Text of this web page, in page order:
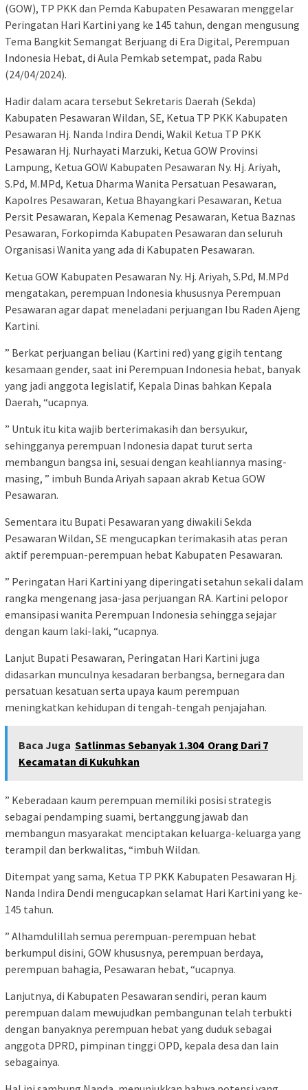
(GOW), TP PKK dan Pemda Kabupaten Pesawaran menggelar
Peringatan Hari Kartini yang ke 145 tahun, dengan mengusung
Tema Bangkit Semangat Berjuang di Era Digital, Perempuan
Indonesia Hebat, di Aula Pemkab setempat, pada Rabu
(24/04/2024).
Hadir dalam acara tersebut Sekretaris Daerah (Sekda)
Kabupaten Pesawaran Wildan, SE, Ketua TP PKK Kabupaten
Pesawaran Hj. Nanda Indira Dendi, Wakil Ketua TP PKK
Pesawaran Hj. Nurhayati Marzuki, Ketua GOW Provinsi
Lampung, Ketua GOW Kabupaten Pesawaran Ny. Hj. Ariyah,
S.Pd, M.MPd, Ketua Dharma Wanita Persatuan Pesawaran,
Kapolres Pesawaran, Ketua Bhayangkari Pesawaran, Ketua
Persit Pesawaran, Kepala Kemenag Pesawaran, Ketua Baznas
Pesawaran, Forkopimda Kabupaten Pesawaran dan seluruh
Organisasi Wanita yang ada di Kabupaten Pesawaran.
Ketua GOW Kabupaten Pesawaran Ny. Hj. Ariyah, S.Pd, M.MPd
mengatakan, perempuan Indonesia khususnya Perempuan
Pesawaran agar dapat meneladani perjuangan Ibu Raden Ajeng
Kartini.
” Berkat perjuangan beliau (Kartini red) yang gigih tentang
kesamaan gender, saat ini Perempuan Indonesia hebat, banyak
yang jadi anggota legislatif, Kepala Dinas bahkan Kepala
Daerah, “ucapnya.
” Untuk itu kita wajib berterimakasih dan bersyukur,
sehingganya perempuan Indonesia dapat turut serta
membangun bangsa ini, sesuai dengan keahliannya masing-
masing, ” imbuh Bunda Ariyah sapaan akrab Ketua GOW
Pesawaran.
Sementara itu Bupati Pesawaran yang diwakili Sekda
Pesawaran Wildan, SE mengucapkan terimakasih atas peran
aktif perempuan-perempuan hebat Kabupaten Pesawaran.
” Peringatan Hari Kartini yang diperingati setahun sekali dalam
rangka mengenang jasa-jasa perjuangan RA. Kartini pelopor
emansipasi wanita Perempuan Indonesia sehingga sejajar
dengan kaum laki-laki, “ucapnya.
Lanjut Bupati Pesawaran, Peringatan Hari Kartini juga
didasarkan munculnya kesadaran berbangsa, bernegara dan
persatuan kesatuan serta upaya kaum perempuan
meningkatkan kehidupan di tengah-tengah penjajahan.
Baca Juga Satlinmas Sebanyak 1.304 Orang Dari 7
Kecamatan di Kukuhkan
” Keberadaan kaum perempuan memiliki posisi strategis
sebagai pendamping suami, bertanggungjawab dan
membangun masyarakat menciptakan keluarga-keluarga yang
terampil dan berkwalitas, “imbuh Wildan.
Ditempat yang sama, Ketua TP PKK Kabupaten Pesawaran Hj.
Nanda Indira Dendi mengucapkan selamat Hari Kartini yang ke-
145 tahun.
” Alhamdulillah semua perempuan-perempuan hebat
berkumpul disini, GOW khususnya, perempuan berdaya,
perempuan bahagia, Pesawaran hebat, “ucapnya.
Lanjutnya, di Kabupaten Pesawaran sendiri, peran kaum
perempuan dalam mewujudkan pembangunan telah terbukti
dengan banyaknya perempuan hebat yang duduk sebagai
anggota DPRD, pimpinan tinggi OPD, kepala desa dan lain
sebagainya.